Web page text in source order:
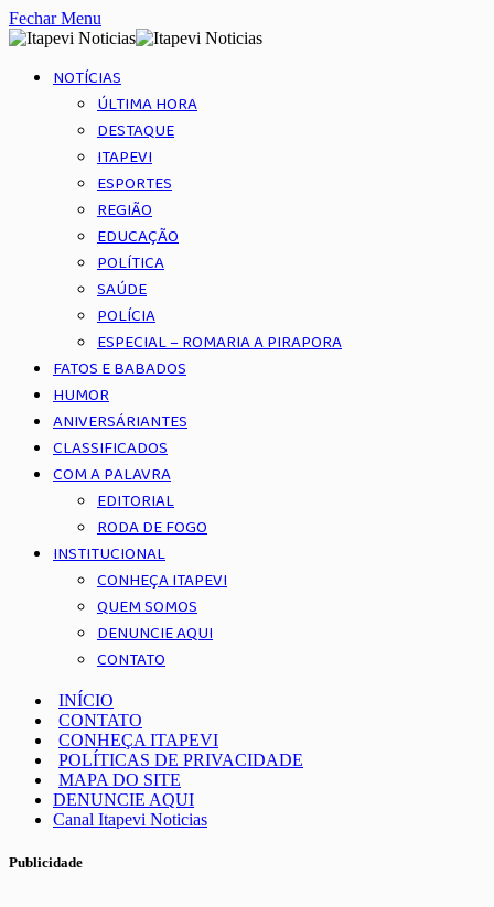
Fechar Menu
NOTÍCIAS
ÚLTIMA HORA
DESTAQUE
ITAPEVI
ESPORTES
REGIÃO
EDUCAÇÃO
POLÍTICA
SAÚDE
POLÍCIA
ESPECIAL – ROMARIA A PIRAPORA
FATOS E BABADOS
HUMOR
ANIVERSÁRIANTES
CLASSIFICADOS
COM A PALAVRA
EDITORIAL
RODA DE FOGO
INSTITUCIONAL
CONHEÇA ITAPEVI
QUEM SOMOS
DENUNCIE AQUI
CONTATO
INÍCIO
CONTATO
CONHEÇA ITAPEVI
POLÍTICAS DE PRIVACIDADE
MAPA DO SITE
DENUNCIE AQUI
Canal Itapevi Noticias
Publicidade